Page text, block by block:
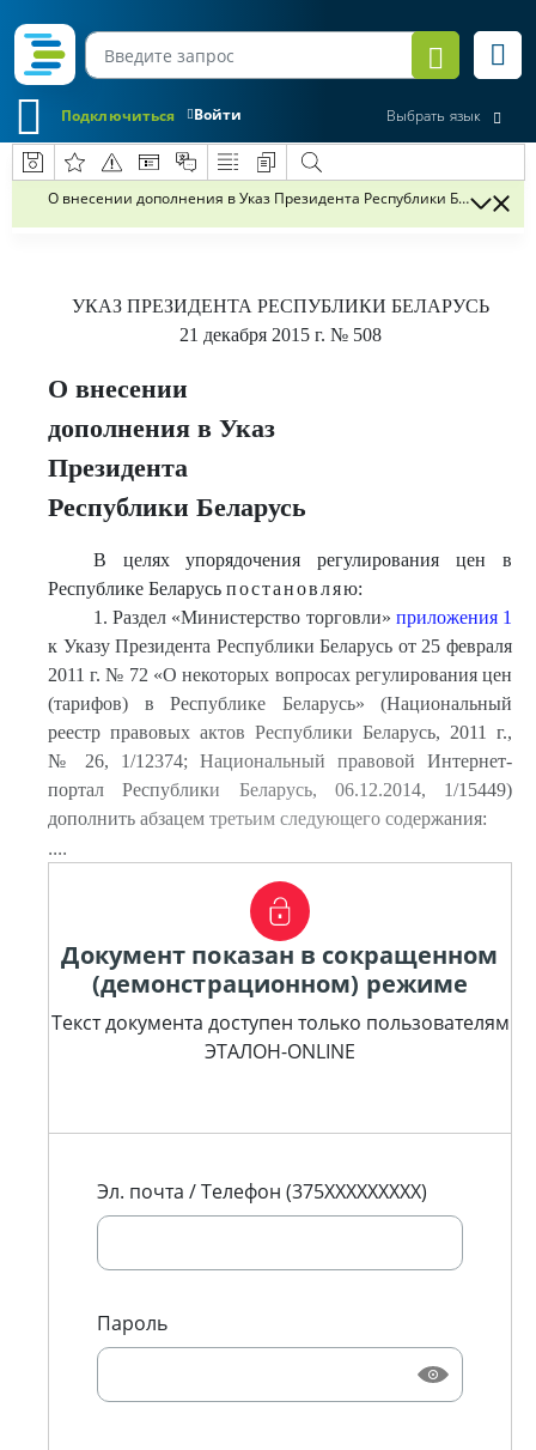
Войти
Подключиться Выбрать язык
О внесении дополнения в Указ Президента Республики Беларусь
УКАЗ ПРЕЗИДЕНТА РЕСПУБЛИКИ БЕЛАРУСЬ
21 декабря 2015 г. № 508
О внесении
дополнения в Указ
Президента
Республики Беларусь
В целях упорядочения регулирования цен в
Республике Беларусь постановляю:
1. Раздел «Министерство торговли» приложения 1
к Указу Президента Республики Беларусь от 25 февраля
2011 г. № 72 «О некоторых вопросах регулирования цен
(тарифов) в Республике Беларусь» (Национальный
реестр правовых актов Республики Беларусь, 2011 г.,
№ 26, 1/12374; Национальный правовой Интернет-
портал Республики Беларусь, 06.12.2014, 1/15449)
дополнить абзацем третьим следующего содержания:
....
Документ показан в сокращенном
(демонстрационном) режиме
Текст документа доступен только пользователям
ЭТАЛОН-ONLINE
Эл. почта / Телефон (375XXXXXXXXX)
Пароль